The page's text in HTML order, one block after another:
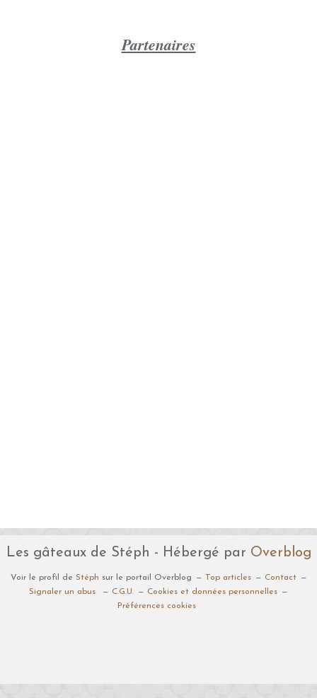
Partenaires
Les gâteaux de Stéph - Hébergé par Overblog
Voir le profil de Stéph sur le portail Overblog Top articles
Contact
Signaler un abus
C.G.U.
Cookies et données personnelles
Préférences cookies